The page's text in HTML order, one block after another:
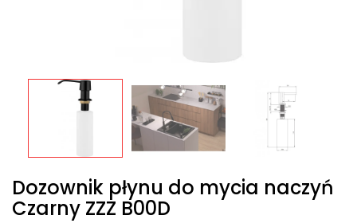
Dozownik płynu do mycia naczyń
Czarny ZZZ B00D